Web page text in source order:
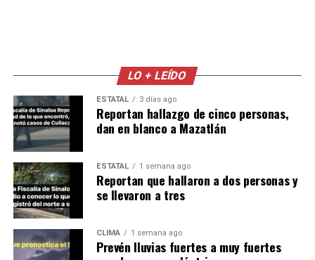
LO + LEÍDO
ESTATAL 3 días ago
Reportan hallazgo de cinco personas,
dan en blanco a Mazatlán
ESTATAL 1 semana ago
Reportan que hallaron a dos personas y
se llevaron a tres
CLIMA 1 semana ago
Prevén lluvias fuertes a muy fuertes